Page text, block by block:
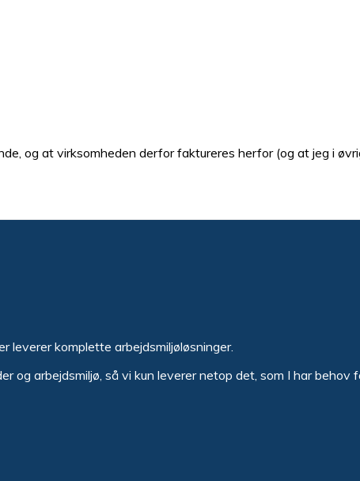
og at virksomheden derfor faktureres herfor (og at jeg i
leverer komplette arbejdsmiljøløsninger.
og arbejdsmiljø, så vi kun leverer netop det, som I har behov